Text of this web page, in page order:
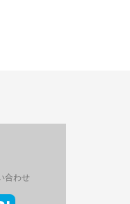
合わせ